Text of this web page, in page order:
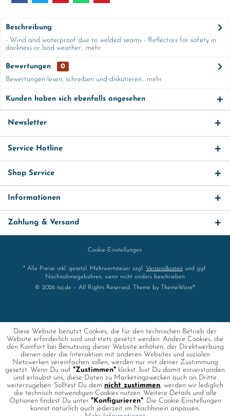
Beschreibung
- Wind and waterproof due to welded seams - Reflectors for safety in
darkness or bad weather... mehr
Bewertungen
0
Bewertungen lesen, schreiben und diskutieren... mehr
Kunden haben sich ebenfalls angesehen
Newsletter
Service Hotline
Shop Service
Informationen
Zahlung & Versand
Cookie-Einstellungen
* Alle Preise inkl. gesetzl. Mehrwertsteuer zzgl. Versandkosten und ggf.
Nachnahmegebühren, wenn nicht anders beschrieben
© 2026 toj.de – All Rights Reserved. Theme by
ThemeWare®
Diese Website benutzt Cookies, die für den technischen Betrieb der
Website erforderlich sind und stets gesetzt werden. Andere Cookies, die
den Komfort bei Benutzung dieser Website erhöhen, der Direktwerbung
dienen oder die Interaktion mit anderen Websites und sozialen
Netzwerken vereinfachen sollen, werden nur mit deiner Zustimmung
gesetzt. Wenn Du auf "Zustimmen" klickst, bist Du damit einverstanden
und erlaubst uns, diese Daten zu Marketingzwecken auch an Dritte
weiterzugeben. Solltest Du dem nicht zustimmen, werden wir lediglich
die technisch notwendigen Cookies nutzen. Weitere Details und alle
Optionen findest Du unter "Konfigurieren". Die Cookie-Einstellungen
kannst natürlich auch jederzeit im Nachhinein anpassen.